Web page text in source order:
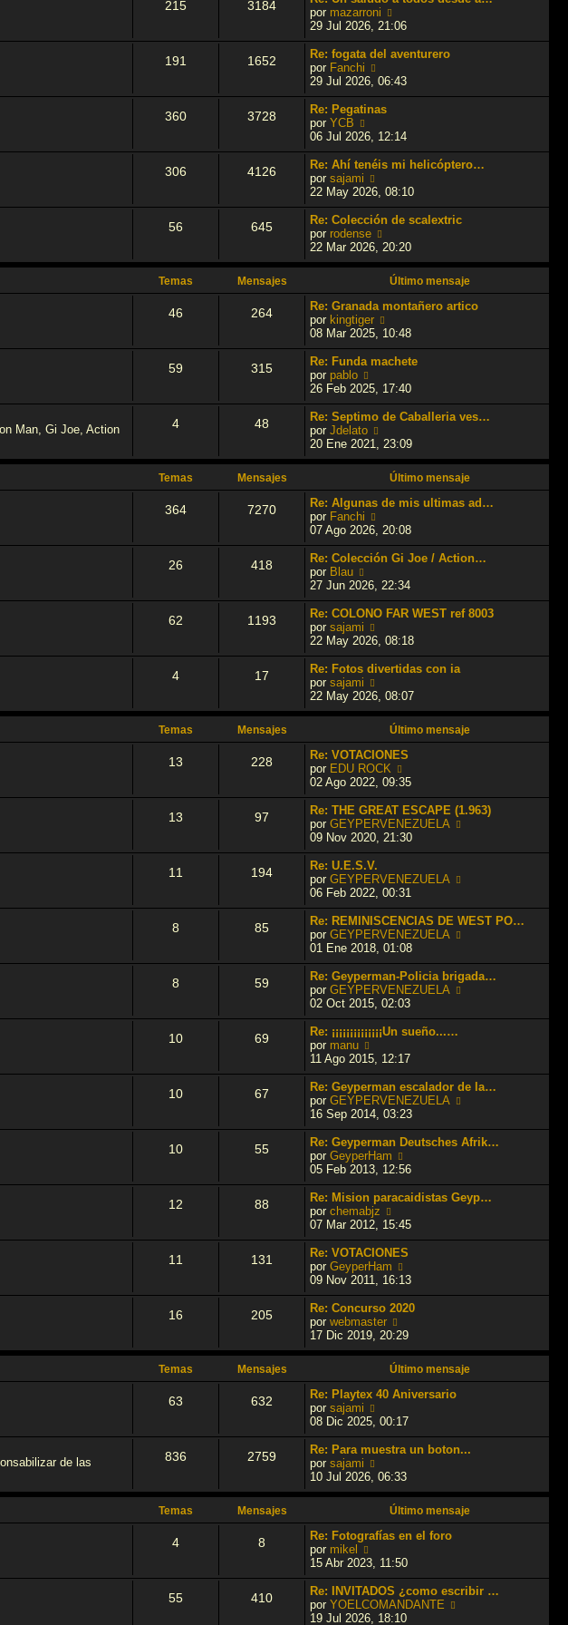
l
t
m
m
n
a
e
215 3184
por mazarroni
e
r
ú
t
m
n
a
e
29 Jul 2026, 21:06
191 1652
Re: fogata del aventurero
por Fanchi
e
r
ú
t
m
m
e
n
s
a
e
29 Jul 2026, 06:43
360 3728
Re: Pegatinas
por YCB
e
r
ú
l
t
m
o
m
n
a
j
e
06 Jul 2026, 12:14
306 4126
Re: Ahí tenéis mi helicóptero…
por sajami
r
ú
l
m
e
n
s
a
j
e
22 May 2026, 08:10
56 645
Re: Colección de scalextric
por rodense
e
r
i
m
o
m
e
n
s
a
j
e
22 Mar 2026, 20:20
Temas Mensajes Último mensaje
46 264
Re: Granada montañero artico
por kingtiger
e
r
ú
t
m
m
n
s
a
j
e
08 Mar 2025, 10:48
59 315
Re: Funda machete
por pablo
e
r
ú
l
t
m
e
n
s
a
j
e
26 Feb 2025, 17:40
Man, Gi Joe, Action
4 48
Re: Septimo de Caballeria ves…
por Jdelato
e
r
i
m
o
e
n
s
a
j
e
20 Ene 2021, 23:09
Temas Mensajes Último mensaje
364 7270
Re: Algunas de mis ultimas ad…
por Fanchi
e
r
ú
t
m
m
e
n
a
j
e
07 Ago 2026, 20:08
26 418
Re: Colección Gi Joe / Action…
por Blau
e
r
ú
t
m
o
m
n
a
j
e
27 Jun 2026, 22:34
62 1193
Re: COLONO FAR WEST ref 8003
por sajami
r
ú
m
m
e
n
s
a
j
e
22 May 2026, 08:18
4 17
Re: Fotos divertidas con ia
por sajami
r
t
i
m
o
m
e
n
s
a
j
e
22 May 2026, 08:07
Temas Mensajes Último mensaje
13 228
Re: VOTACIONES
por EDU ROCK
e
r
ú
l
t
o
m
n
s
a
e
02 Ago 2022, 09:35
13 97
Re: THE GREAT ESCAPE (1.963)
por GEYPERVENEZUELA
r
m
n
09 Nov 2020, 21:30
11 194
Re: U.E.S.V.
por GEYPERVENEZUELA
r
ú
m
e
06 Feb 2022, 00:31
8 85
Re: REMINISCENCIAS DE WEST PO…
por GEYPERVENEZUELA
r
ú
n
e
01 Ene 2018, 01:08
8 59
Re: Geyperman-Policia brigada…
por GEYPERVENEZUELA
r
m
n
e
02 Oct 2015, 02:03
10 69
Re: ¡¡¡¡¡¡¡¡¡¡¡¡¡¡Un sueño...…
por manu
e
r
ú
l
t
m
o
m
e
n
s
a
e
11 Ago 2015, 12:17
10 67
Re: Geyperman escalador de la…
por GEYPERVENEZUELA
r
ú
m
o
16 Sep 2014, 03:23
10 55
Re: Geyperman Deutsches Afrik…
por GeyperHam
e
r
ú
t
m
m
n
a
e
05 Feb 2013, 12:56
12 88
Re: Mision paracaidistas Geyp…
por chemabjz
e
r
ú
t
m
o
m
n
s
a
j
e
07 Mar 2012, 15:45
11 131
Re: VOTACIONES
por GeyperHam
e
r
ú
t
m
o
m
e
n
a
j
09 Nov 2011, 16:13
16 205
Re: Concurso 2020
por webmaster
e
r
l
i
m
o
e
n
s
a
j
e
17 Dic 2019, 20:29
Temas Mensajes Último mensaje
63 632
Re: Playtex 40 Aniversario
por sajami
e
r
ú
t
m
m
e
n
s
a
j
e
08 Dic 2025, 00:17
de las
836 2759
Re: Para muestra un boton...
por sajami
e
r
t
i
m
o
m
e
n
10 Jul 2026, 06:33
Temas Mensajes Último mensaje
4 8
Re: Fotografías en el foro
por mikel
e
r
ú
l
15 Abr 2023, 11:50
55 410
Re: INVITADOS ¿como escribir …
por YOELCOMANDANTE
19 Jul 2026, 18:10